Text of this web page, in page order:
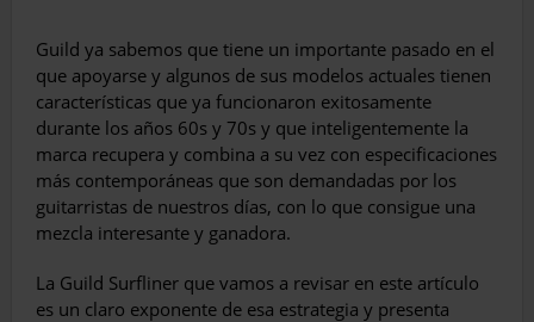
Guild ya sabemos que tiene un importante pasado en el
que apoyarse y algunos de sus modelos actuales tienen
características que ya funcionaron exitosamente
durante los años 60s y 70s y que inteligentemente la
marca recupera y combina a su vez con especificaciones
más contemporáneas que son demandadas por los
guitarristas de nuestros días, con lo que consigue una
mezcla interesante y ganadora.
La Guild Surfliner que vamos a revisar en este artículo
es un claro exponente de esa estrategia y presenta